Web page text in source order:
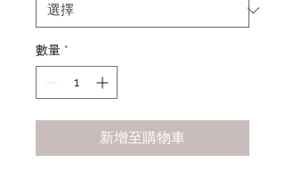
數量 *
新增至購物車